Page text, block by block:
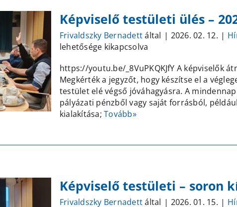
Képviselő testületi ülés –
Frivaldszky Bernadettáltal | 2026. 02. 12. |
lehetősége kikapcsolva
https://youtu.be/_8VuPKQKJfY A képviselők
Megkérték a jegyzőt, hogy készítse el a
testület elé végső jóváhagyásra. A
pályázati pénzből vagy saját forrásból,
kialakítása;Tovább»
Képviselő testületi – soron
Frivaldszky Bernadettáltal | 2026. 01. 15. |